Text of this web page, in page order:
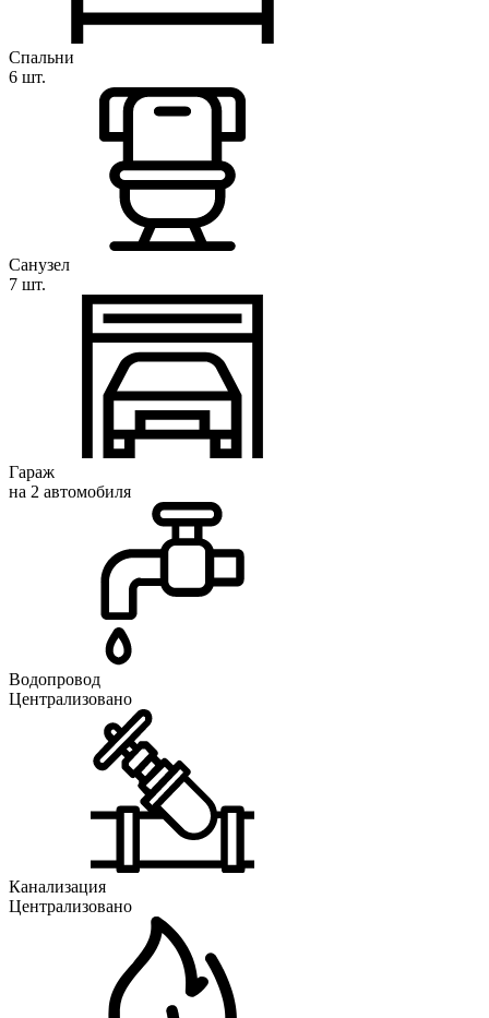
Спальни
6 шт.
Санузел
7 шт.
Гараж
на 2 автомобиля
Водопровод
Централизовано
Канализация
Централизовано